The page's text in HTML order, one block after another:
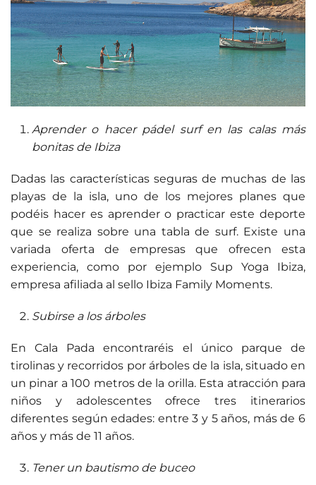
Aprender o hacer pádel surf en las calas más
bonitas de Ibiza
Dadas las características seguras de muchas de las
playas de la isla, uno de los mejores planes que
podéis hacer es aprender o practicar este deporte
que se realiza sobre una tabla de surf. Existe una
variada oferta de empresas que ofrecen esta
experiencia, como por ejemplo Sup Yoga Ibiza,
empresa afiliada al sello Ibiza Family Moments.
Subirse a los árboles
En Cala Pada encontraréis el único parque de
tirolinas y recorridos por árboles de la isla, situado en
un pinar a 100 metros de la orilla. Esta atracción para
niños y adolescentes ofrece tres itinerarios
diferentes según edades: entre 3 y 5 años, más de 6
años y más de 11 años.
Tener un bautismo de buceo